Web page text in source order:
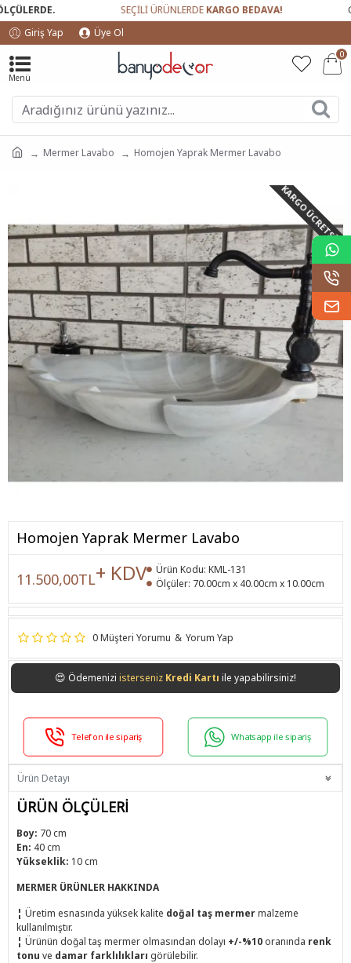
SEÇİLİ ÜRÜNLERDEKARGO BEDAVA!
Giriş Yap
Üye Ol
0
Mermer Lavabo Homojen Yaprak Mermer Lavabo
KARGO ÜCRETSIZ!
Homojen Yaprak Mermer Lavabo
0 Müşteri Yorumu & Yorum Yap
11.500,00TL+ KDV Ürün Kodu: KML-131
Ölçüler: 70.00cm x 40.00cm x 10.00cm
😍 Ödemenizi istersenizKredi Kartı ile yapabilirsiniz!
Telefon ile sipariş Whatsapp ile sipariş
Ürün Detayı
ÜRÜN ÖLÇÜLERİ
Boy: 70 cm
En: 40 cm
Yükseklik: 10 cm
MERMER ÜRÜNLER HAKKINDA
¦ Üretim esnasında yüksek kalite doğal taş mermermalzeme
kullanılmıştır.
¦ Ürünün doğal taş mermer olmasından dolayı +/-%10 oranında renk
tonu ve damar farklılıkları görülebilir.